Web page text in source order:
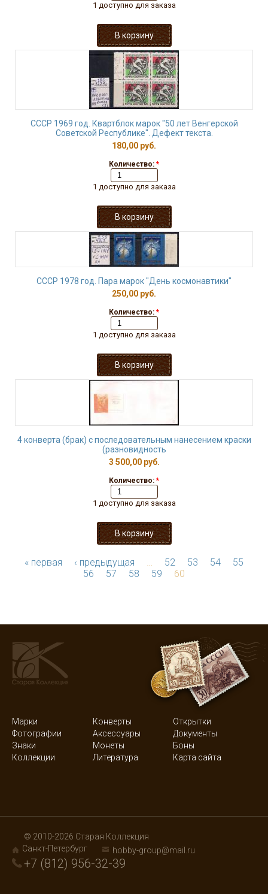
1 доступно для заказа
СССР 1969 год. Квартблок марок "50 лет Венгерской
Советской Республике". Дефект текста.
180,00 руб.
Количество: *
1 доступно для заказа
СССР 1978 год. Пара марок "День космонавтики"
250,00 руб.
Количество: *
1 доступно для заказа
4 конверта (брак) с последовательным нанесением краски
(разновидность
3 500,00 руб.
Количество: *
1 доступно для заказа
« первая ‹ предыдущая … 52 53 54
55
56
57 58 59 60
Марки Конверты
Открытки
Фотографии
Аксессуары
Документы
Знаки
Монеты
Боны
Коллекции
Литература Карта сайта
© 2010-2026 Старая Коллекция
Санкт-Петербург
hobby-group@mail.ru
+7 (812) 956-32-39